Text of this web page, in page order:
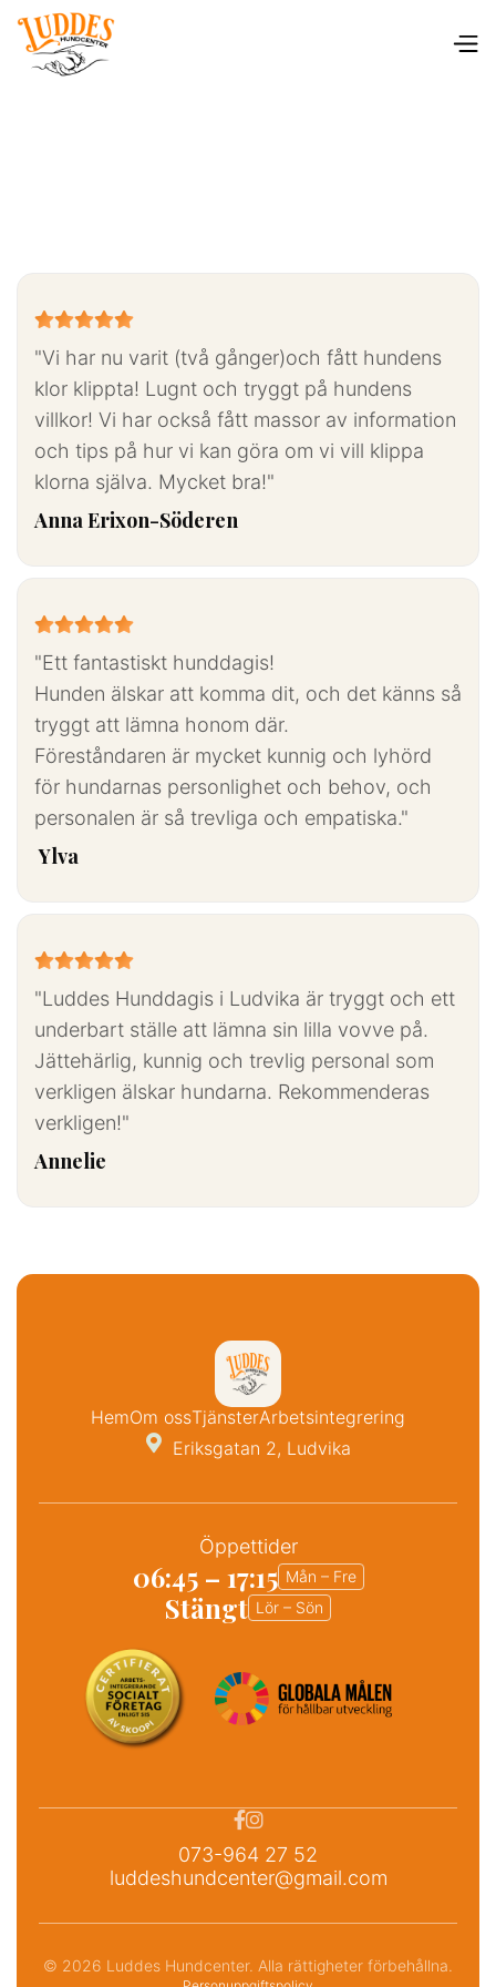

"Vi har nu varit (två gånger)och fått hundens
klor klippta! Lugnt och tryggt på hundens
villkor! Vi har också fått massor av information
och tips på hur vi kan göra om vi vill klippa
klorna själva. Mycket bra!"
Anna Erixon-Söderen

"Ett fantastiskt hunddagis!
Hunden älskar att komma dit, och det känns så
tryggt att lämna honom där.
Föreståndaren är mycket kunnig och lyhörd
för hundarnas personlighet och behov, och
personalen är så trevliga och empatiska."
Ylva

"Luddes Hunddagis i Ludvika är tryggt och ett
underbart ställe att lämna sin lilla vovve på.
Jättehärlig, kunnig och trevlig personal som
verkligen älskar hundarna. Rekommenderas
verkligen!"
Annelie
HemOm ossTjänsterArbetsintegrering
 Eriksgatan 2, Ludvika
Öppettider
06:45 – 17:15 Mån – Fre
Stängt Lör – Sön

073-964 27 52
luddeshundcenter@gmail.com
© 2026 Luddes Hundcenter. Alla rättigheter förbehållna.